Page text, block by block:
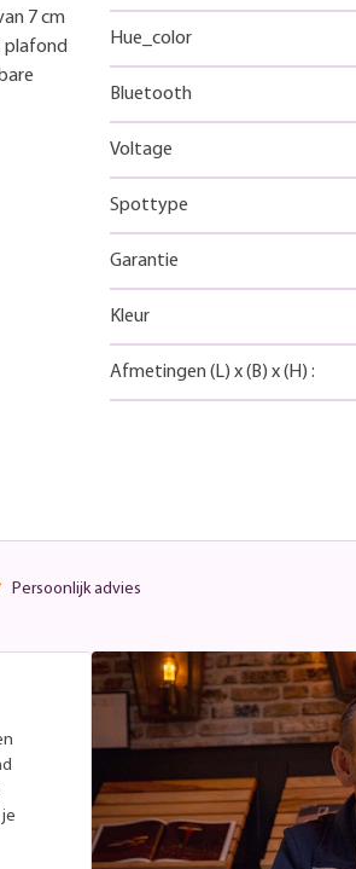
7 cm
plafond
Hue_color
Bluetooth
Voltage
Spottype
Garantie
Kleur
Afmetingen (L) x(B) x(H) :
Persoonlijk advies